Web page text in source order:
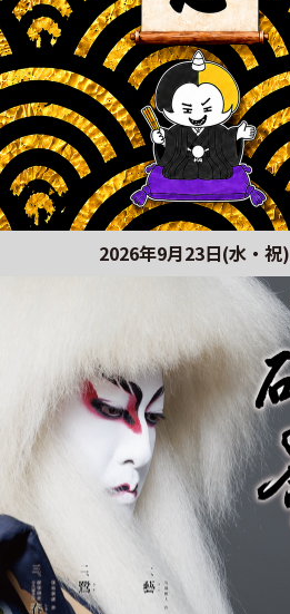
2026年9月23日(水・祝)